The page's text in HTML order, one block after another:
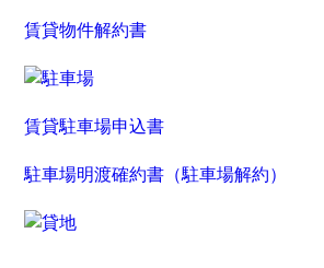
賃貸物件解約書
賃貸駐車場申込書
駐車場明渡確約書（駐車場解約）